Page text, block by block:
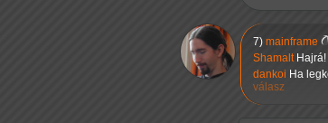
7) mainframe
Shamalt Hajrá!
dankoi Ha
válasz